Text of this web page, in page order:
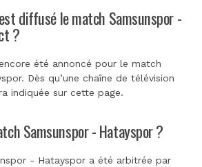
diffusé le match Samsunspor -
?
été annoncé pour le match
Dès qu’une chaîne de télévision
indiquée sur cette page.
Samsunspor - Hatayspor ?
- Hatayspor a été arbitrée par